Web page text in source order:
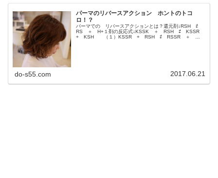
パーマのリバースアクション ホントのトコ
ロ！？
パーマでの リバースアクションとは？還元剤↓RSH ⇄
RS ＋ H+１剤の反応式↓KSSK ＋ RSH ⇄ KSSR
+ KSH （１）KSSR + RSH ⇄ RSSR ＋
do-s55.com 2017.06.21